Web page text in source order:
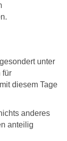
unter
für
diesem Tage
anderes
anteilig